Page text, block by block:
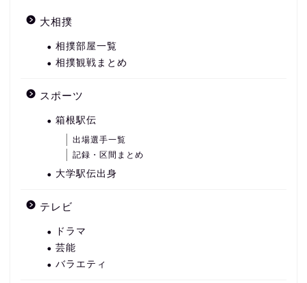
大相撲
相撲部屋一覧
相撲観戦まとめ
スポーツ
箱根駅伝
出場選手一覧
記録・区間まとめ
大学駅伝出身
テレビ
ドラマ
芸能
バラエティ